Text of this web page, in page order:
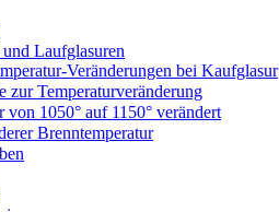
Laufglasuren
Veränderungen bei Kaufglasur
Temperaturveränderung
1050° auf 1150° verändert
Brenntemperatur